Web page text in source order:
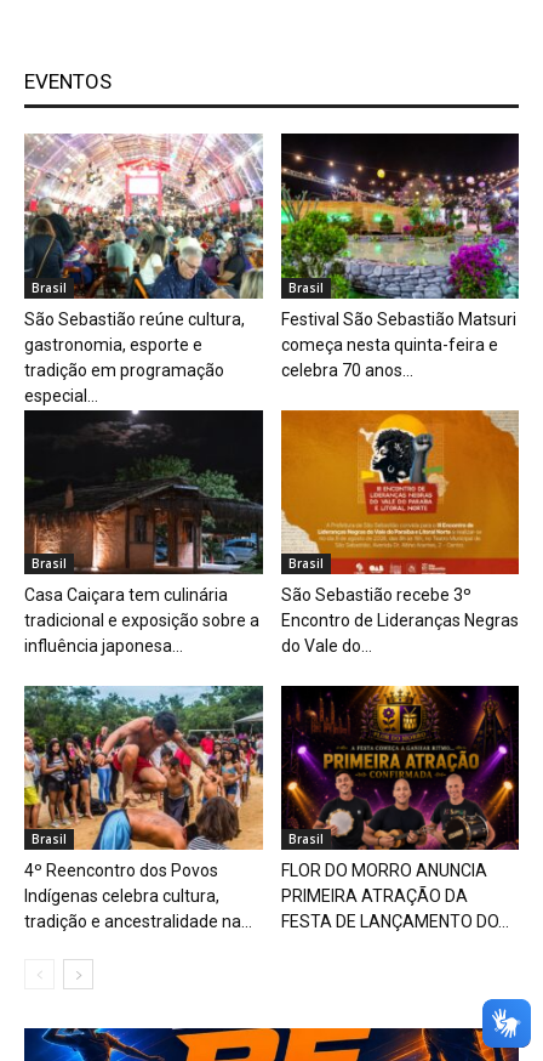
EVENTOS
Brasil
São Sebastião reúne cultura,
gastronomia, esporte e
tradição em programação
especial...
Brasil
Festival São Sebastião Matsuri
começa nesta quinta-feira e
celebra 70 anos...
Brasil
Casa Caiçara tem culinária
tradicional e exposição sobre a
influência japonesa...
Brasil
São Sebastião recebe 3º
Encontro de Lideranças Negras
do Vale do...
Brasil
4º Reencontro dos Povos
Indígenas celebra cultura,
tradição e ancestralidade na...
Brasil
FLOR DO MORRO ANUNCIA
PRIMEIRA ATRAÇÃO DA
FESTA DE LANÇAMENTO DO...